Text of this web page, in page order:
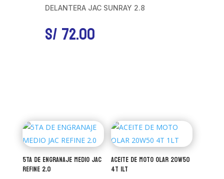
DELANTERA JAC SUNRAY 2.8
S/72.00
5TA DE ENGRANAJE MEDIO JAC
REFINE 2.0
ACEITE DE MOTO OLAR 20W50
4T 1LT